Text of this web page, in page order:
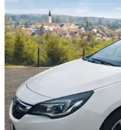
radom
u
Varaždinskim
Toplicama